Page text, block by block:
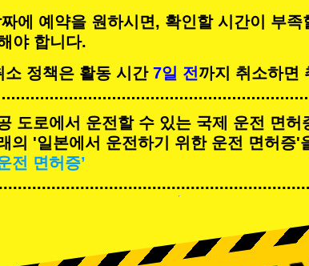
에 예약을 원하시면, 확인할 시간이 부
야 합니다.
소 정책은 활동 시간 7일 전까지 취소하면
도로에서 운전할 수 있는 국제 운전 면허
의 '일본에서 운전하기 위한 운전 면허증'
전 면허증’